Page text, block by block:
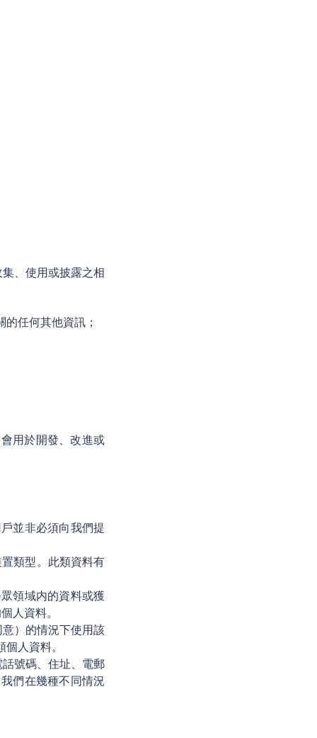
、使用或披露之相
任何其他資訊；
用於開發、改進或
並非必須向我們提
類型。此類資料有
領域内的資料或獲
人資料。
）的情況下使用該
人資料。
號碼、住址、電郵
們在幾種不同情況